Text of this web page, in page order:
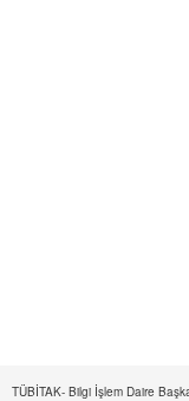
TÜBİTAK- Bilgi İşlem Daire